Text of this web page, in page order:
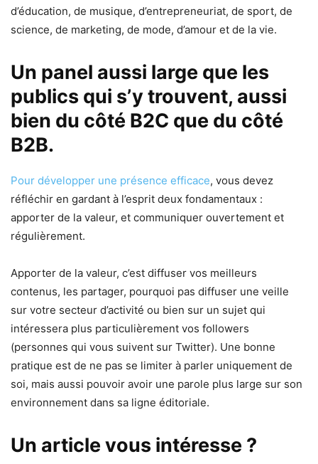
d’éducation, de musique, d’entrepreneuriat, de sport, de
science, de marketing, de mode, d’amour et de la vie.
Un panel aussi large que les
publics qui s’y trouvent, aussi
bien du côté B2C que du côté
B2B.
Pour développer une présence efficace, vous devez
réfléchir en gardant à l’esprit deux fondamentaux :
apporter de la valeur, et communiquer ouvertement et
régulièrement.
Apporter de la valeur, c’est diffuser vos meilleurs
contenus, les partager, pourquoi pas diffuser une veille
sur votre secteur d’activité ou bien sur un sujet qui
intéressera plus particulièrement vos followers
(personnes qui vous suivent sur Twitter). Une bonne
pratique est de ne pas se limiter à parler uniquement de
soi, mais aussi pouvoir avoir une parole plus large sur son
environnement dans sa ligne éditoriale.
Un article vous intéresse ?